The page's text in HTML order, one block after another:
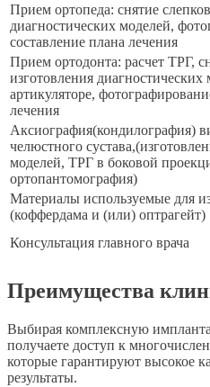
Прием ортопеда: снятие
диагностических моделей,
составление плана лечения
Прием ортодонта: расчет ТРГ,
изготовления диагностических
артикуляторе,
лечения
Аксиография(кондилография)
челюстного
моделей, ТРГ в боковой
ортопантомография)
Материалы используемые для
(коффердама и (или) оптрагейт)
Консультация главного врача
Преимущества
Выбирая комплексную
получаете доступ к
которые гарантируют высокое
результаты.